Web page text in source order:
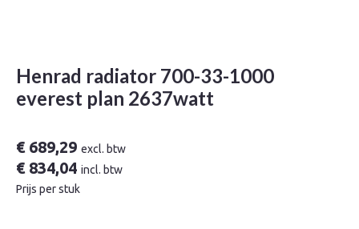
Henrad radiator 700-33-1000
everest plan 2637watt
€689,29 excl. btw
€834,04 incl. btw
Prijs per stuk